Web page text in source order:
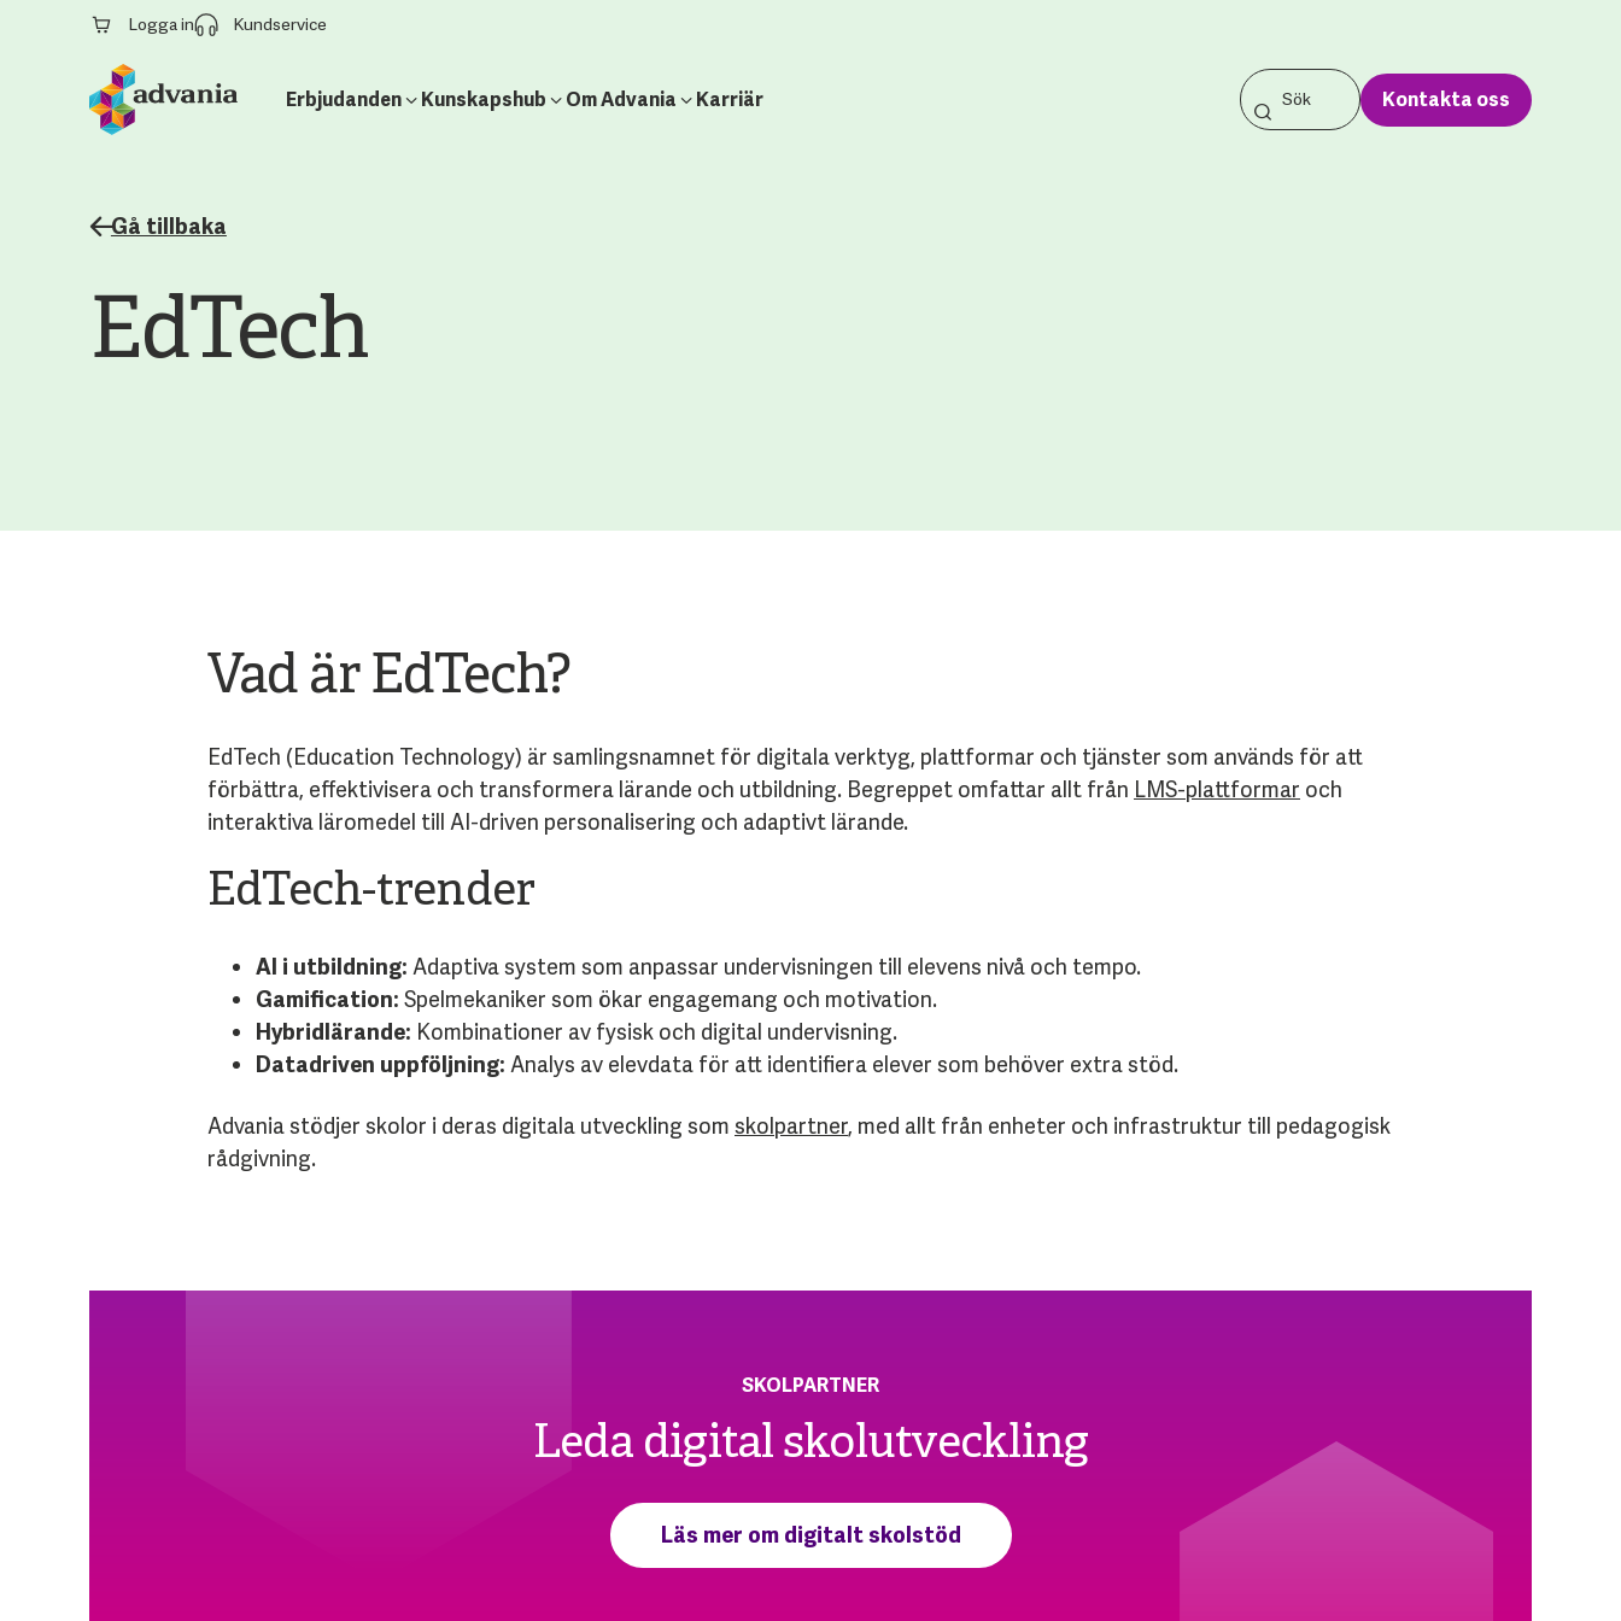
Logga in Kundservice
Erbjudanden Kunskapshub Om Advania Karriär Kontakta oss
Gå tillbaka
EdTech
Vad är EdTech?
EdTech (Education Technology) är samlingsnamnet för digitala verktyg, plattformar och tjänster som används för att
förbättra, effektivisera och transformera lärande och utbildning. Begreppet omfattar allt från LMS-plattformar och
interaktiva läromedel till AI-driven personalisering och adaptivt lärande.
EdTech-trender
AI i utbildning: Adaptiva system som anpassar undervisningen till elevens nivå och tempo.
Gamification: Spelmekaniker som ökar engagemang och motivation.
Hybridlärande: Kombinationer av fysisk och digital undervisning.
Datadriven uppföljning: Analys av elevdata för att identifiera elever som behöver extra stöd.
Advania stödjer skolor i deras digitala utveckling som skolpartner, med allt från enheter och infrastruktur till pedagogisk
rådgivning.
SKOLPARTNER
Leda digital skolutveckling
Läs mer om digitalt skolstöd